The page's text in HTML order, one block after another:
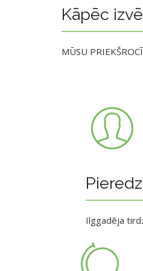
Kāpēc
MŪSU
Ilggadēja